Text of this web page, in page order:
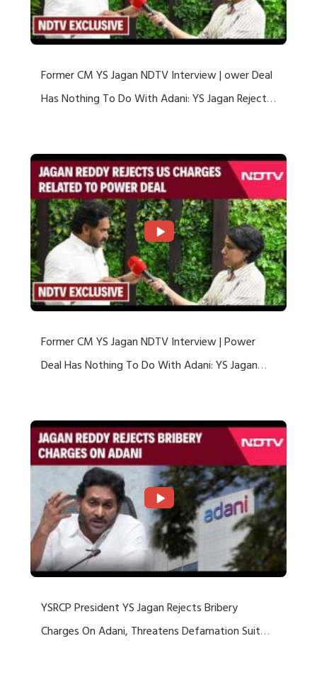
Former CM YS Jagan NDTV Interview | ower Deal
Has Nothing To Do With Adani: YS Jagan Rejects
Former CM YS Jagan NDTV Interview | Power
Deal Has Nothing To Do With Adani: YS Jagan
YSRCP President YS Jagan Rejects Bribery
Charges On Adani, Threatens Defamation Suit